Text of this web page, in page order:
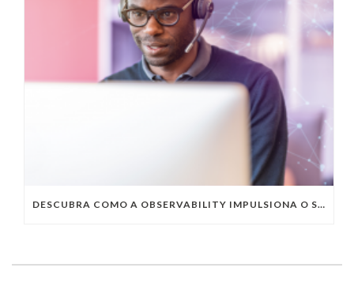
DESCUBRA COMO A OBSERVABILITY IMPULSIONA O SUCESSO DO SEU NEGÓCIO